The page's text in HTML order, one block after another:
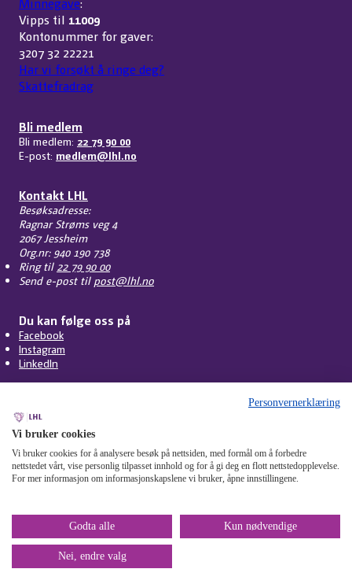
Vipps til 11009
Kontonummer for gaver:
3207 32 22221
Har vi forsøkt å ringe deg?
Skattefradrag
Bli medlem
Bli medlem: 22 79 90 00
E-post: medlem@lhl.no
Kontakt LHL
Besøksadresse:
Ragnar Strøms veg 4
2067 Jessheim
Org.nr: 940 190 738
Ring til 22 79 90 00
Send e-post til post@lhl.no
Du kan følge oss på
Facebook
Instagram
LinkedIn
MangfoldsplakatenMiljøfyrtårnÅpenhetslovenVarsling
Personvernerklæring
Vi bruker cookies
Vi bruker cookies for å analysere besøk på nettsiden, med formål om å forbedre
nettstedet vårt, vise personlig tilpasset innhold og for å gi deg en flott nettstedopplevelse.
For mer informasjon om informasjonskapslene vi bruker, åpne innstillingene.
Godta alle Kun nødvendige
Nei, endre valg